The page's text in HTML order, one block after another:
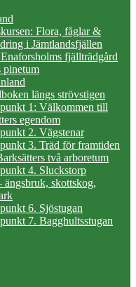
Flora, fåglar &
i Jämtlandsfjällen
fjällträdgård
pinetum
längs strövstigen
1: Välkommen till
egendom
2. Vägstenar
3. Träd för framtiden
två arboretum
4. Sluckstorp
ängsbruk, skottskog,
6. Sjöstugan
7. Bagghultsstugan